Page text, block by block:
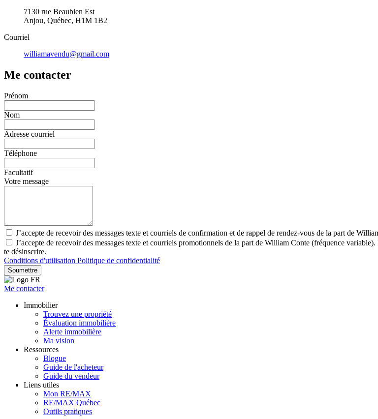
7130 rue Beaubien Est
Anjou, Québec, H1M 1B2
Courriel
williamavendu@gmail.com
Me contacter
Prénom
Nom
Adresse courriel
Téléphone
Facultatif
Votre message
J’accepte de recevoir des messages texte et courriels de confirmation et de rappel de rendez-vous de la part de
J’accepte de recevoir des messages texte et courriels promotionnels de la part de William Conte (fréquence
te désinscrire.
Conditions d'utilisation Politique de confidentialité
Soumettre
Me contacter
Immobilier
Trouvez une propriété
Évaluation immobilière
Alerte immobilière
Ma vision
Ressources
Blogue
Guide de l'acheteur
Guide du vendeur
Liens utiles
Mon RE/MAX
RE/MAX Québec
Outils pratiques